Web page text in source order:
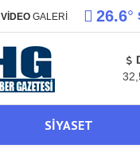
VİDEO GALERİ 26.6°
SIYASET